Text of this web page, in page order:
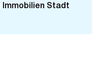
Immobilien Stadt